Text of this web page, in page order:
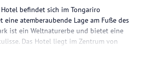
befindet sich im Tongariro
atemberaubende Lage am Fuße des
ist ein Weltnaturerbe und bietet eine
Das Hotel liegt im Zentrum von
Flughäfen Taupo, Rotorua und